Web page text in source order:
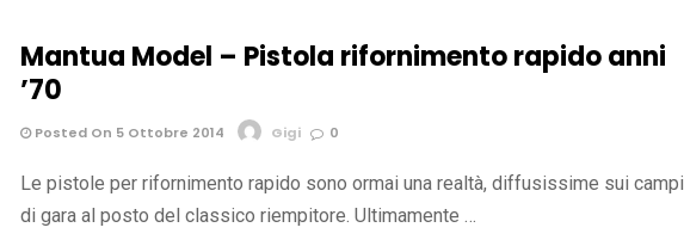
Mantua Model – Pistola rifornimento rapido anni
’70
Posted On 5 Ottobre 2014 Gigi 0
Le pistole per rifornimento rapido sono ormai una realtà, diffusissime sui campi
di gara al posto del classico riempitore. Ultimamente …